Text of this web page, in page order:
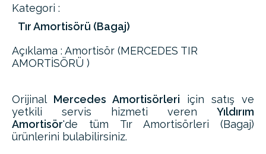
Kategori :
Tır Amortisörü (Bagaj)
Açıklama : Amortisör (MERCEDES TIR
AMORTİSÖRÜ )
Orijinal Mercedes Amortisörleri için satış ve
yetkili servis hizmeti veren Yıldırım
Amortisör'de tüm Tır Amortisörleri (Bagaj)
ürünlerini bulabilirsiniz.